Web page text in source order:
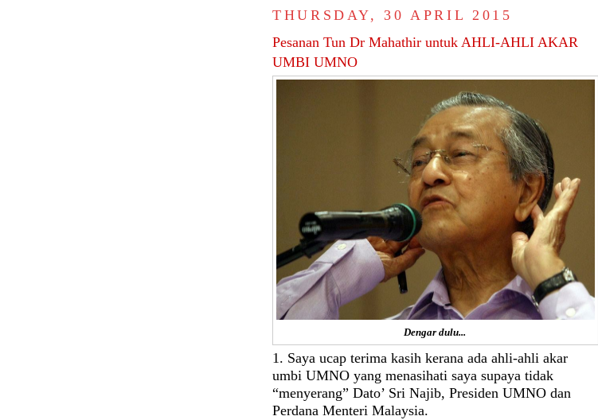
THURSDAY, 30 APRIL 2015
Pesanan Tun Dr Mahathir untuk AHLI-AHLI AKAR
UMBI UMNO
Dengar dulu...
1. Saya ucap terima kasih kerana ada ahli-ahli akar
umbi UMNO yang menasihati saya supaya tidak
“menyerang” Dato’ Sri Najib, Presiden UMNO dan
Perdana Menteri Malaysia.